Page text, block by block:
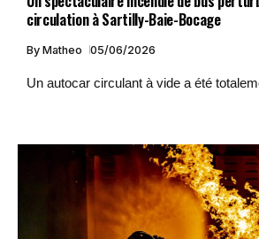
circulation à Sartilly-Baie-Bocage
By Matheo 05/06/2026
Un autocar circulant à vide a été